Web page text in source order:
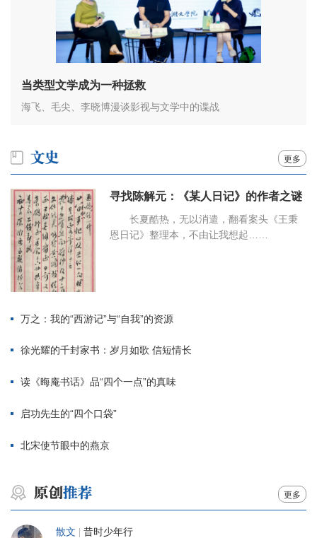
当类型文学成为一种拯救
海飞、毛尖、李晓博漫谈影视与文学中的谍战
更多
寻找陈解元：《某人日记》的作者之谜
长夏酷热，无以消遣，翻看案头《王秉
恩日记》整理本，不由让我想起……
万之：我的“西游记”与“自我”的资源
徐光耀的千封家书：岁月如歌 信短情长
读《晦庵书话》品“四个一点”的真味
启功先生的“四个口袋”
北宋使节眼中的燕京
更多
散文 昔时少年行